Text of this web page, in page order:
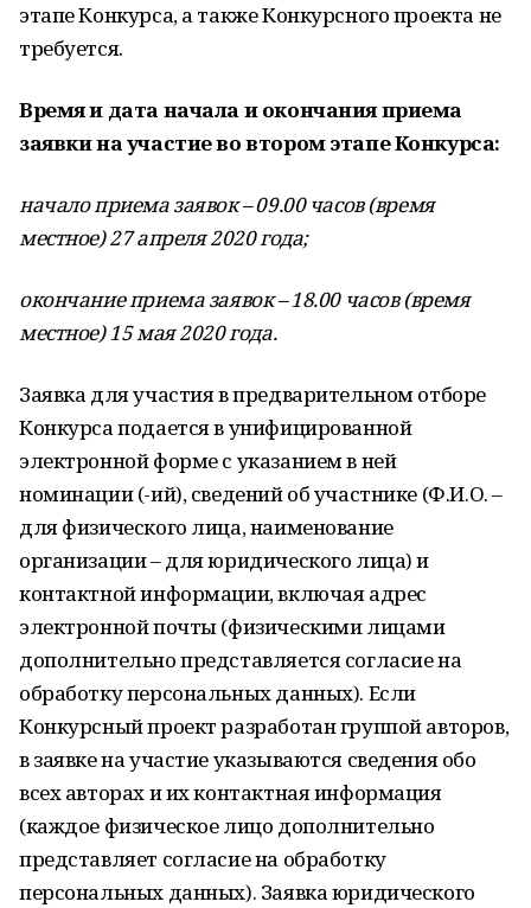
этапе Конкурса, а также Конкурсного проекта не
требуется.
Время и дата начала и окончания приема
заявки на участие во втором этапе Конкурса:
начало приема заявок – 09.00 часов (время
местное) 27 апреля 2020 года;
окончание приема заявок – 18.00 часов (время
местное) 15 мая 2020 года.
Заявка для участия в предварительном отборе
Конкурса подается в унифицированной
электронной форме с указанием в ней
номинации (-ий), сведений об участнике (Ф.И.О. –
для физического лица, наименование
организации – для юридического лица) и
контактной информации, включая адрес
электронной почты (физическими лицами
дополнительно представляется согласие на
обработку персональных данных). Если
Конкурсный проект разработан группой авторов,
в заявке на участие указываются сведения обо
всех авторах и их контактная информация
(каждое физическое лицо дополнительно
представляет согласие на обработку
персональных данных). Заявка юридического